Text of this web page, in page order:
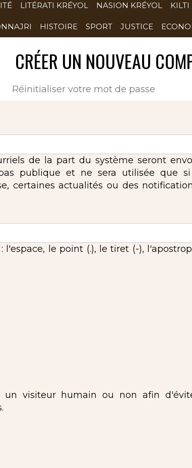
LITÉRATI KRÉYOL NASION KRÉYOL KILTI
HISTOIRE SPORT JUSTICE
CRÉER UN NOUVEAU
(onglet actif)
Réinitialiser votre mot de passe
de la part du système seront
publique et ne sera utilisée que
certaines actualités ou des
le point (.), le tiret (-),
visiteur humain ou non afin